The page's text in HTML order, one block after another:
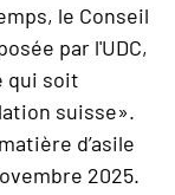
le Conseil
par l'UDC,
qui soit
suisse».
d’asile
2025.